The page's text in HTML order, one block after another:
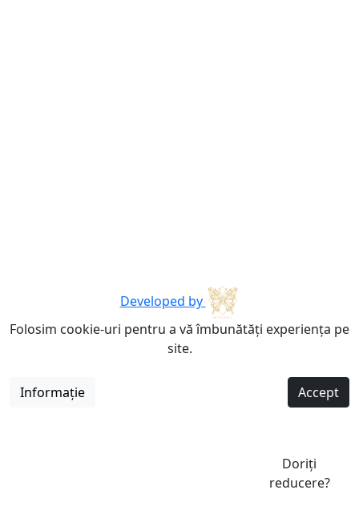
Developed by
Folosim cookie-uri pentru a vă îmbunătăți experiența pe
site.
Informație Accept
Doriți
reducere?